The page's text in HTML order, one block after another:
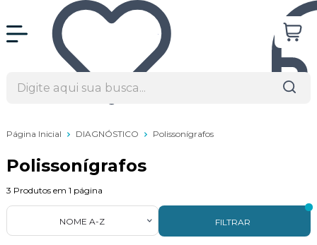
Página Inicial DIAGNÓSTICO Polissonígrafos
Polissonígrafos
3 Produtos em 1 página
FILTRAR
NOME A-Z